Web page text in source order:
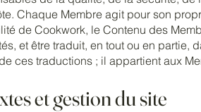
Chaque Membre agit pour son
de Cookwork, le Contenu des
et être traduit, en tout ou en partie,
ces traductions ; il appartient aux
et gestion du site